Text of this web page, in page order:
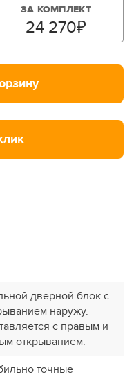
ЗА КОМПЛЕКТ
24 270₽
дверной блок с
наружу.
с правым и
открыванием.
точные